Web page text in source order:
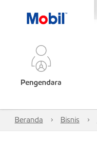
Pengendara
Beranda Bisnis